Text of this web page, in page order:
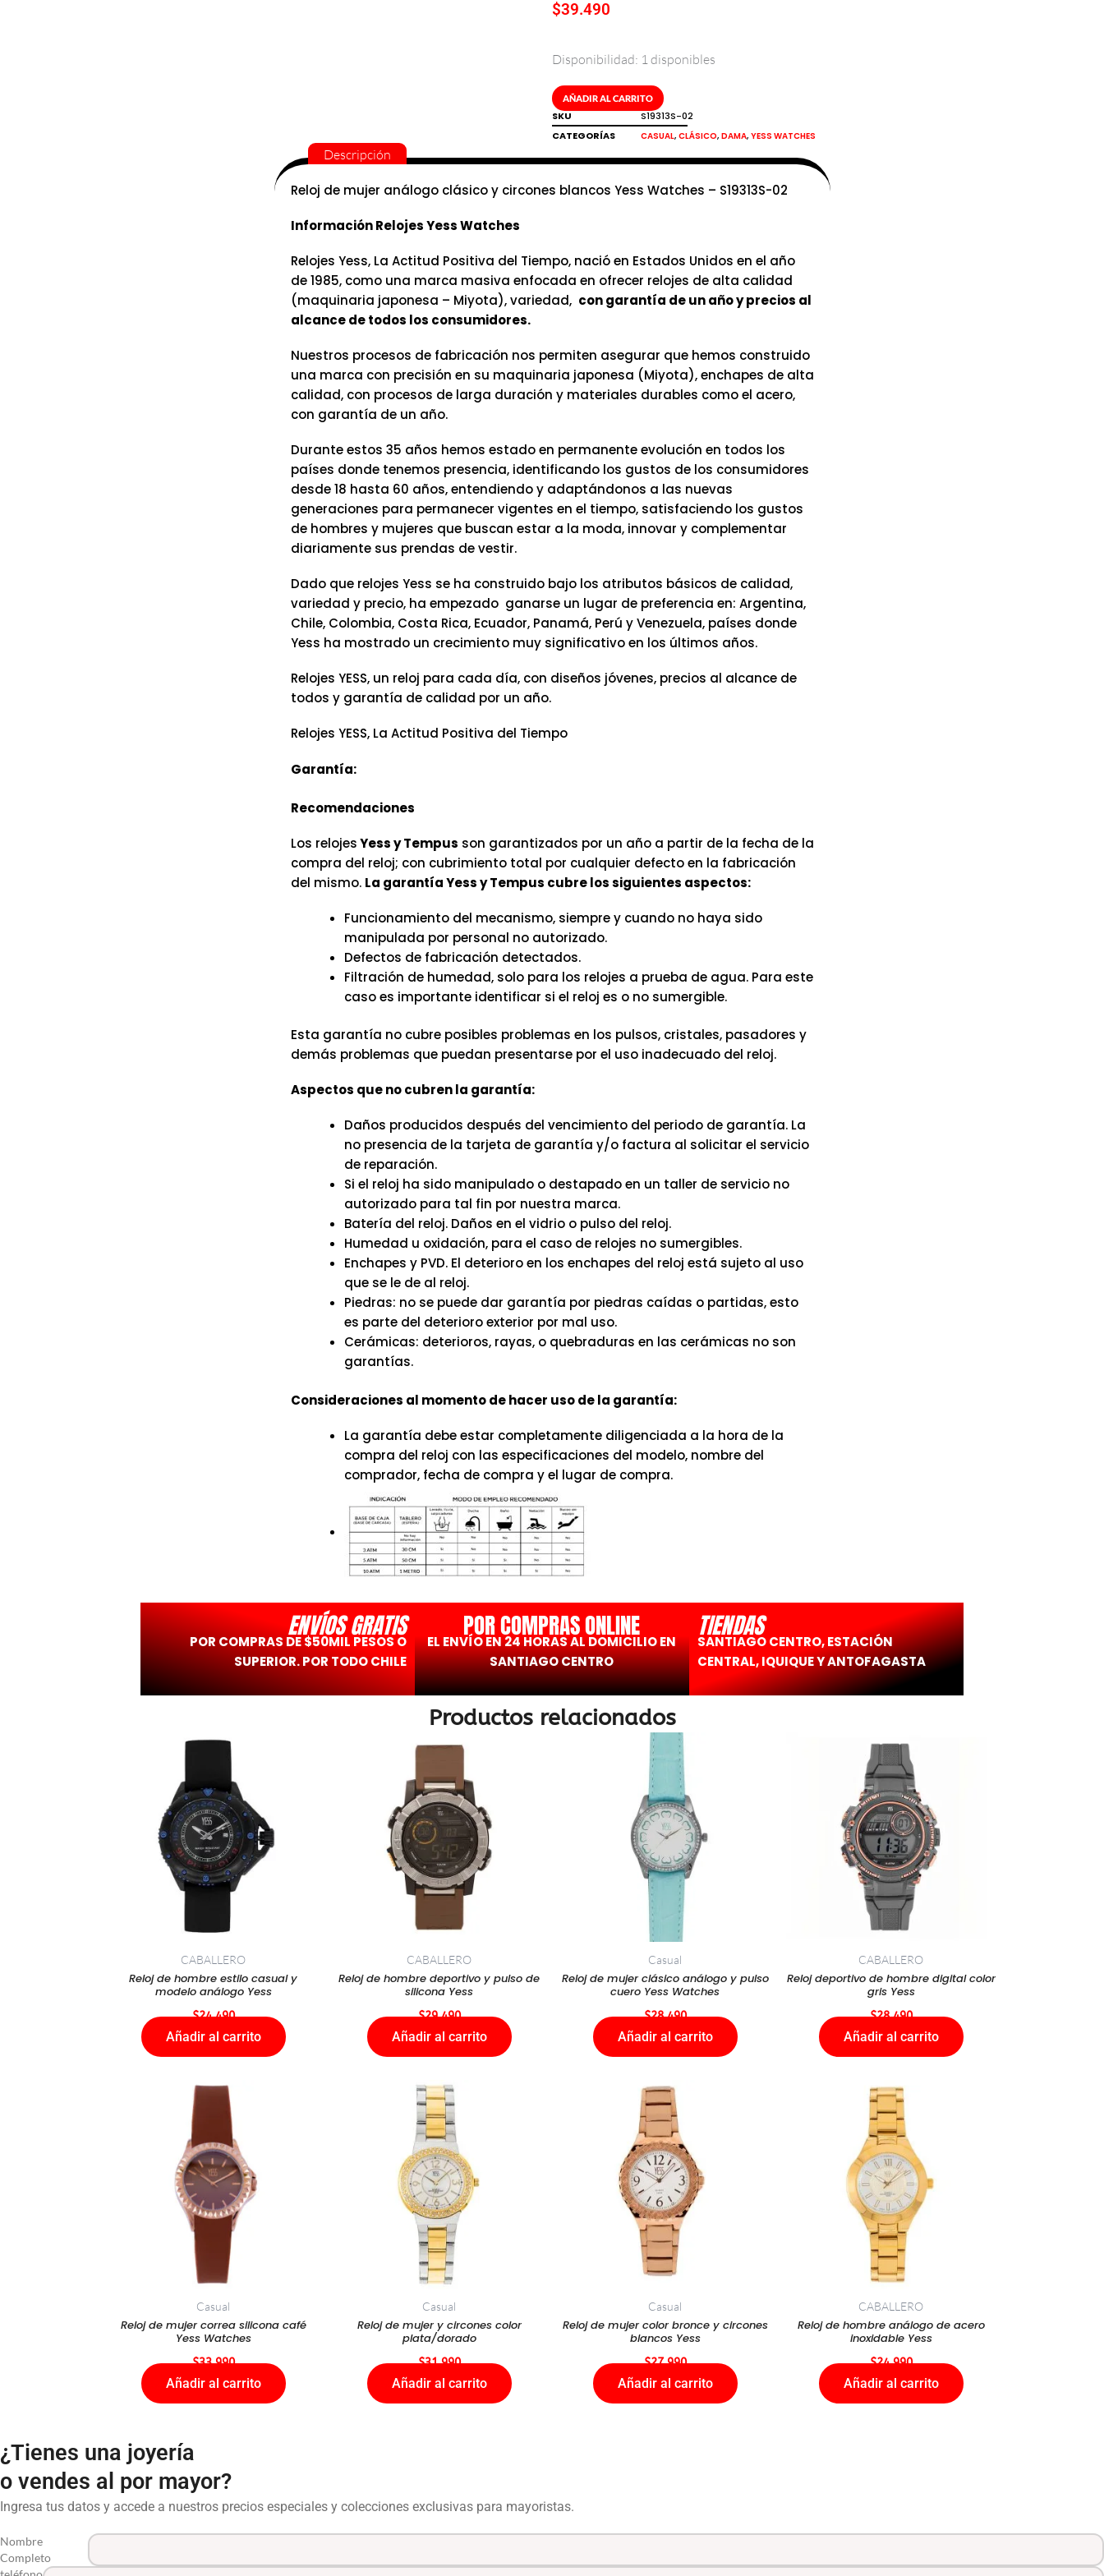
$39.490
Disponibilidad: 1 disponibles
Reloj
mujer
análogo
clásico
circones
Yess
AÑADIR AL CARRITO
SKU
S19313S-02
CATEGORÍAS
CASUAL,CLÁSICO,DAMA,YESS WATCHES
Descripción
Reloj de mujer análogo clásico y circones blancos Yess Watches – S19313S-02
Información Relojes Yess Watches
Relojes Yess, La Actitud Positiva del Tiempo, nació en Estados Unidos en el año
de 1985, como una marca masiva enfocada en ofrecer relojes de alta calidad
(maquinaria japonesa – Miyota), variedad, con garantía de un año y precios al
alcance de todos los consumidores.
Nuestros procesos de fabricación nos permiten asegurar que hemos construido
una marca con precisión en su maquinaria japonesa (Miyota), enchapes de alta
calidad, con procesos de larga duración y materiales durables como el acero,
con garantía de un año.
Durante estos 35 años hemos estado en permanente evolución en todos los
países donde tenemos presencia, identificando los gustos de los consumidores
desde 18 hasta 60 años, entendiendo y adaptándonos a las nuevas
generaciones para permanecer vigentes en el tiempo, satisfaciendo los gustos
de hombres y mujeres que buscan estar a la moda, innovar y complementar
diariamente sus prendas de vestir.
Dado que relojes Yess se ha construido bajo los atributos básicos de calidad,
variedad y precio, ha empezado ganarse un lugar de preferencia en: Argentina,
Chile, Colombia, Costa Rica, Ecuador, Panamá, Perú y Venezuela, países donde
Yess ha mostrado un crecimiento muy significativo en los últimos años.
Relojes YESS, un reloj para cada día, con diseños jóvenes, precios al alcance de
todos y garantía de calidad por un año.
Relojes YESS, La Actitud Positiva del Tiempo
Garantía:
Recomendaciones
Los relojesYess y Tempus son garantizados por un año a partir de la fecha de la
compra del reloj; con cubrimiento total por cualquier defecto en la fabricación
del mismo. La garantía Yess y Tempus cubre los siguientes aspectos:
Funcionamiento del mecanismo, siempre y cuando no haya sido
manipulada por personal no autorizado.
Defectos de fabricación detectados.
Filtración de humedad, solo para los relojes a prueba de agua. Para este
caso es importante identificar si el reloj es o no sumergible.
Esta garantía no cubre posibles problemas en los pulsos, cristales, pasadores y
demás problemas que puedan presentarse por el uso inadecuado del reloj.
Aspectos que no cubren la garantía:
Daños producidos después del vencimiento del periodo de garantía. La
no presencia de la tarjeta de garantía y/o factura al solicitar el servicio
de reparación.
Si el reloj ha sido manipulado o destapado en un taller de servicio no
autorizado para tal fin por nuestra marca.
Batería del reloj. Daños en el vidrio o pulso del reloj.
Humedad u oxidación, para el caso de relojes no sumergibles.
Enchapes y PVD. El deterioro en los enchapes del reloj está sujeto al uso
que se le de al reloj.
Piedras: no se puede dar garantía por piedras caídas o partidas, esto
es parte del deterioro exterior por mal uso.
Cerámicas: deterioros, rayas, o quebraduras en las cerámicas no son
garantías.
Consideraciones al momento de hacer uso de la garantía:
La garantía debe estar completamente diligenciada a la hora de la
compra del reloj con las especificaciones del modelo, nombre del
comprador, fecha de compra y el lugar de compra.
ENVÍOS GRATIS
POR COMPRAS DE $50MIL PESOS O
SUPERIOR. POR TODO CHILE
POR COMPRAS ONLINE
EL ENVÍO EN 24 HORAS AL DOMICILIO EN
SANTIAGO CENTRO
TIENDAS
SANTIAGO CENTRO, ESTACIÓN
CENTRAL, IQUIQUE Y ANTOFAGASTA
Productos relacionados
CABALLERO
Reloj de hombre estilo casual y
modelo análogo Yess
$24.490
Añadir al carrito
CABALLERO
Reloj de hombre deportivo y pulso de
silicona Yess
$29.490
Añadir al carrito
Casual
Reloj de mujer clásico análogo y pulso
cuero Yess Watches
$28.490
Añadir al carrito
CABALLERO
Reloj deportivo de hombre digital color
gris Yess
$28.490
Añadir al carrito
Casual
Reloj de mujer correa silicona café
Yess Watches
$33.990
Añadir al carrito
Casual
Reloj de mujer y circones color
plata/dorado
$31.990
Añadir al carrito
Casual
Reloj de mujer color bronce y circones
blancos Yess
$27.990
Añadir al carrito
CABALLERO
Reloj de hombre análogo de acero
inoxidable Yess
$24.990
Añadir al carrito
¿Tienes una joyería
o vendes al por mayor?
Ingresa tus datos y accede a nuestros precios especiales y colecciones exclusivas para mayoristas.
Nombre
Completo